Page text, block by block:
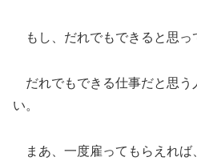
もし、だれでもできると思っ
だれでもできる仕事だと思う
い。
まあ、一度雇ってもらえれば